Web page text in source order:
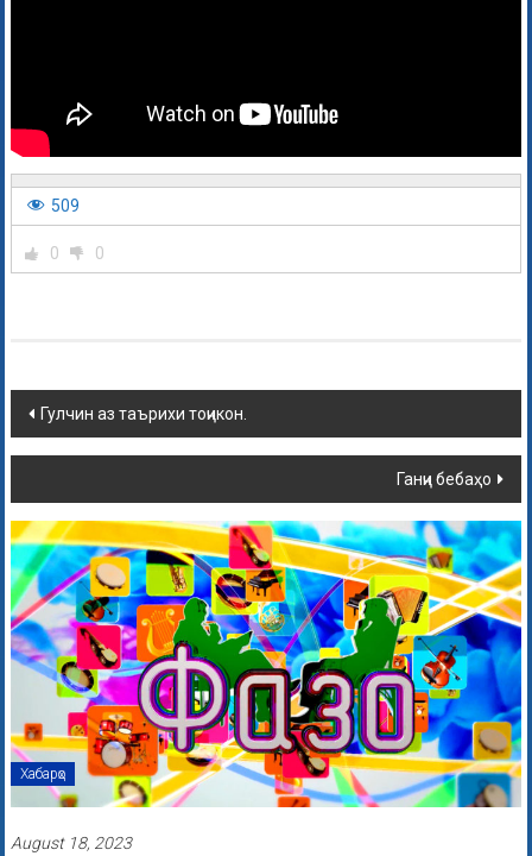
509
0 0
Гулчин аз таърихи тоҷикон.
Ганҷи бебаҳо
Хабарҳо
August 18, 2023